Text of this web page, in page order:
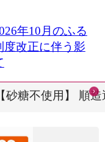
年10月のふる
度改正に伴う影
【砂糖不使用】 順